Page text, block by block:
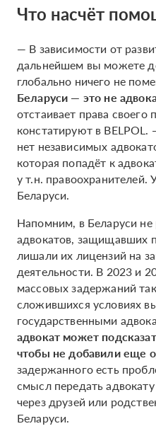
Что насчёт
— В зависимости от
дальнейшем вы можете
глобально ничего не
Беларуси — это не
отстаивает права
констатируют в BELPOL.
нет независимых
которая попадёт к
у т.н. правоохранителей.
Беларуси.
Напомним, в Беларуси не
адвокатов, защищавших
лишали их лицензий на
деятельности. В 2023 и
массовых задержаний
сложившихся условиях
государственными
адвокат может
чтобы не добавили еще
задержанного есть
смысл передать
через друзей или
Беларуси.